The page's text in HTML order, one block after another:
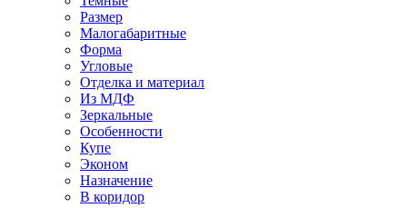
Размер
Малогабаритные
Форма
Угловые
Отделка и материал
Из МДФ
Зеркальные
Особенности
Купе
Эконом
Назначение
В коридор